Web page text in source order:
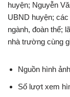
huyện; Nguyễn
UBND huyện;
ngành, đoàn thể;
nhà trường cùng
Nguồn hình
Số lượt xem